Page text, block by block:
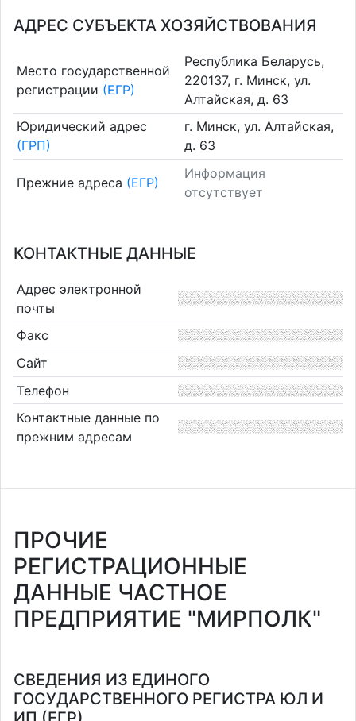
АДРЕС СУБЪЕКТА ХОЗЯЙСТВОВАНИЯ
Место государственной
регистрации (ЕГР)
Республика Беларусь,
220137, г. Минск, ул.
Алтайская, д. 63
Юридический адрес
(ГРП)
г. Минск, ул. Алтайская,
д. 63
Прежние адреса (ЕГР)
Информация
отсутствует
КОНТАКТНЫЕ ДАННЫЕ
Адрес электронной
почты
Факс
Сайт
Телефон
Контактные данные по
прежним адресам
ПРОЧИЕ
РЕГИСТРАЦИОННЫЕ
ДАННЫЕ ЧАСТНОЕ
ПРЕДПРИЯТИЕ "МИРПОЛК"
СВЕДЕНИЯ ИЗ ЕДИНОГО
ГОСУДАРСТВЕННОГО РЕГИСТРА ЮЛ И